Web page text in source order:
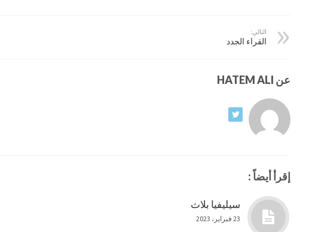
التالي:
القراء الجدد
عن HATEM ALI
إقرأ أيضاً :
سيليفيا بلاث
23 فبراير، 2023